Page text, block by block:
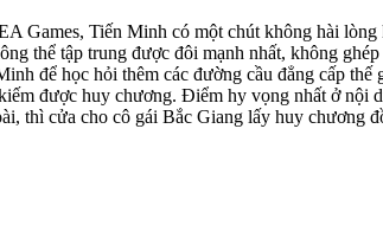
Games, Tiến Minh có một chút không hài
thể tập trung được đôi mạnh nhất, không
để học hỏi thêm các đường cầu đẳng cấp
được huy chương. Điểm hy vọng nhất ở
thì cửa cho cô gái Bắc Giang lấy huy chương